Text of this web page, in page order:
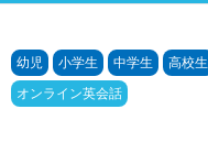
幼児 小学生 中学生 高校生
オンライン英会話